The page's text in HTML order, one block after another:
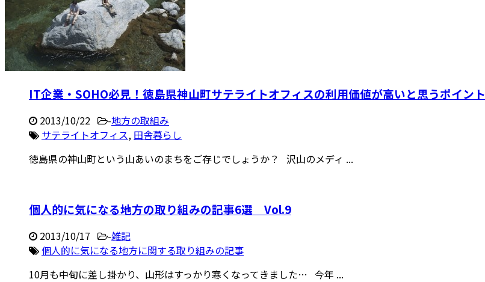
IT企業・SOHO必見！徳島県神山町サテライトオフィスの利用価値が高いと思うポイント
2013/10/22 -地方の取組み
サテライトオフィス, 田舎暮らし
徳島県の神山町という山あいのまちをご存じでしょうか？ 沢山のメディ ...
個人的に気になる地方の取り組みの記事6選 Vol.9
2013/10/17 -雑記
個人的に気になる地方に関する取り組みの記事
10月も中旬に差し掛かり、山形はすっかり寒くなってきました… 今年 ...